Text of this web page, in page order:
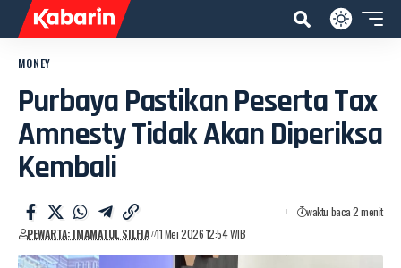
MONEY
Purbaya Pastikan Peserta Tax
Amnesty Tidak Akan Diperiksa
Kembali
PEWARTA: IMAMATUL SILFIA 11 Mei 2026 12:54 WIB
waktu baca 2 menit